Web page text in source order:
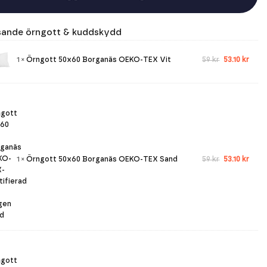
örngott & kuddskydd
1 × Örngott 50x60 Borganäs OEKO-TEX Vit 59kr
Det
priset
53.10 krDet
1 × Örngott 50x60 Borganäs OEKO-TEX Sand 59kr
Det
53.10 krDet